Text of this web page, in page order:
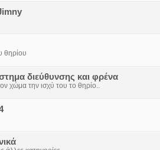
θηρίου
διεύθυνσης και φρένα
χώμα την ισχύ του το θηρίο..